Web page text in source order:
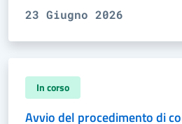
23 Giugno 2026
In corso
Avvio del procedimento di